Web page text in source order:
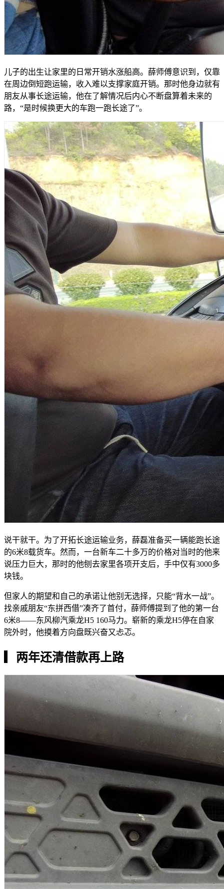
儿子的出生让家里的日常开销水涨船高。薛师傅意识到，仅靠
在周边倒短跑运输，收入难以支撑家庭开销。那时他身边就有
朋友从事长途运输，他在了解情况后内心不断盘算着未来的
路，“是时候换更大的车跑一跑长途了”。
说干就干。为了开拓长途运输业务，薛磊准备买一辆能跑长途
的6米8载货车。然而，一台新车二十多万的价格对当时的他来
说压力巨大，那时的他刨去家里各项开支后，手中仅有3000多
块钱。
但家人的期望和自己的承诺让他别无选择，只能“背水一战”。
找亲戚朋友“东拼西借”凑齐了首付，薛师傅提到了他的第一台
6米8——东风柳汽乘龙H5 160马力。崭新的乘龙H5停在自家
院外时，他摸着方向盘既兴奋又忐忑。
两年还清借款再上路